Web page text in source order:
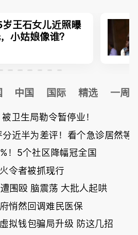
王石女儿近照曝
小姑娘像谁？
中国 国际 精选 一周
卫生局勒令暂停业！
近半为差评！看个急诊居然等
！5个社区降幅冠全国
令者被抓现行
围殴 脑震荡 大批人起哄
悄然回调难民医保
拟钱包骗局升级 防这几招